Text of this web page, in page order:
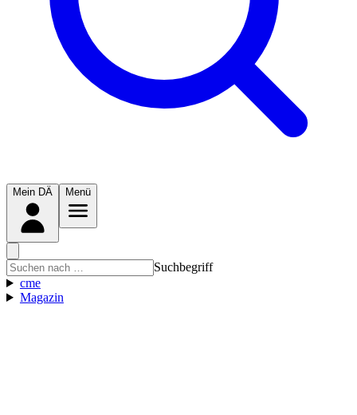
Mein DÄ Menü
Suchbegriff
cme
Magazin